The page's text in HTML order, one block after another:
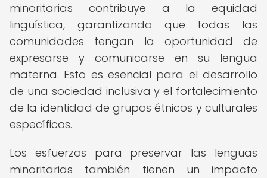
minoritarias contribuye a la equidad
lingüística, garantizando que todas las
comunidades tengan la oportunidad de
expresarse y comunicarse en su lengua
materna. Esto es esencial para el desarrollo
de una sociedad inclusiva y el fortalecimiento
de la identidad de grupos étnicos y culturales
específicos.
Los esfuerzos para preservar las lenguas
minoritarias también tienen un impacto